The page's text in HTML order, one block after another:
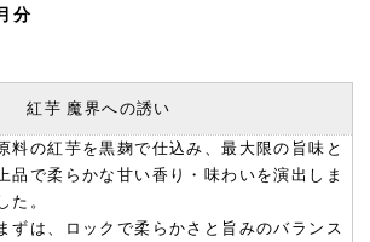
分
紅芋 魔界への誘い
料の紅芋を黒麹で仕込み、最大限の旨味と
品で柔らかな甘い香り・味わいを演出しま
た。
ずは、ロックで柔らかさと旨みのバランス